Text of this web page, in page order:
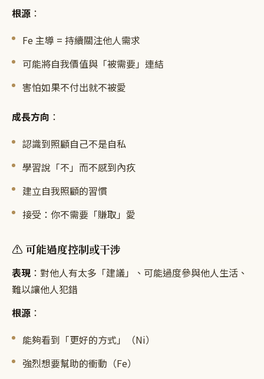
根源 ：
Fe 主導 = 持續關注他人需求
可能將自我價值與「被需要」連結
害怕如果不付出就不被愛
成長方向 ：
認識到照顧自己不是自私
學習說「不」而不感到內疚
建立自我照顧的習慣
接受：你不需要「賺取」愛
⚠️ 可能過度控制或干涉
表現 ：對他人有太多「建議」、可能過度參與他人生活、
難以讓他人犯錯
根源 ：
能夠看到「更好的方式」（Ni）
強烈想要幫助的衝動（Fe）